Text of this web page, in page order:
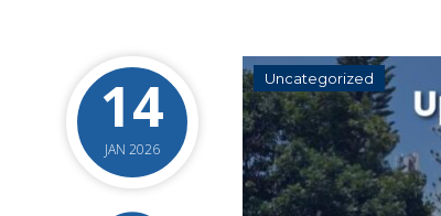
14
JAN 2026
Uncategorized